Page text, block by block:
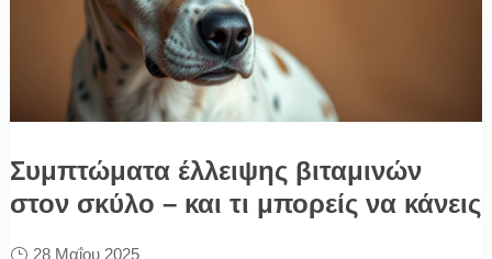
Συμπτώματα έλλειψης βιταμινών
στον σκύλο – και τι μπορείς να κάνεις
28 Μαΐου 2025